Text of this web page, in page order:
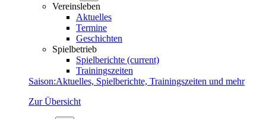
Vereinsleben
Aktuelles
Termine
Geschichten
Spielbetrieb
Spielberichte (current)
Trainingszeiten
Saison:Aktuelles, Spielberichte, Trainingszeiten und mehr
Zur Übersicht